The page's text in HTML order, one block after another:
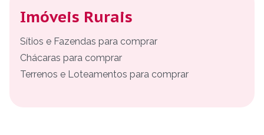
Imóveis Rurais
Sítios e Fazendas para comprar
Chácaras para comprar
Terrenos e Loteamentos para comprar